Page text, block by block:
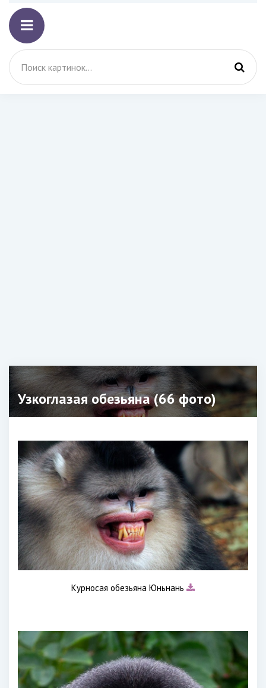
Узкоглазая обезьяна (66 фото)
Курносая обезьяна Юньнань